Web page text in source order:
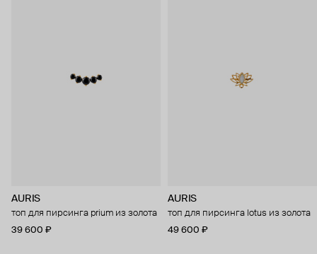
AURIS
топ для пирсинга prium из золота
39 600 ₽
AURIS
топ для пирсинга lotus из золота
49 600 ₽